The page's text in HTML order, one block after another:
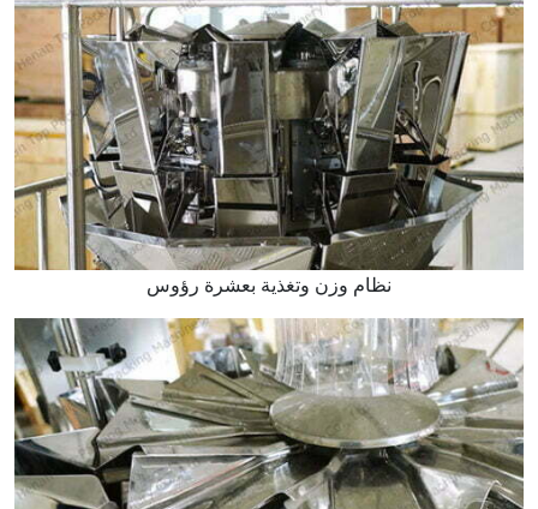
نظام وزن وتغذية بعشرة رؤوس